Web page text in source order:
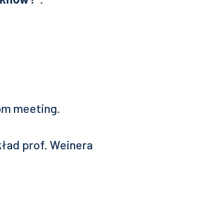
meeting.
prof. Weinera